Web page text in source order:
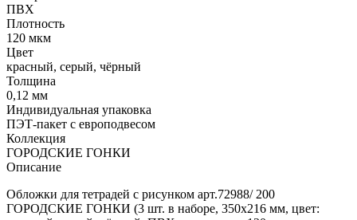
ПВХ
Плотность
120 мкм
Цвет
красный, серый, чёрный
Толщина
0,12 мм
Индивидуальная упаковка
ПЭТ-пакет с европодвесом
Коллекция
ГОРОДСКИЕ ГОНКИ
Описание
Обложки для тетрадей с рисунком арт.72988/ 200
ГОРОДСКИЕ ГОНКИ (3 шт. в наборе, 350х216 мм, цвет: